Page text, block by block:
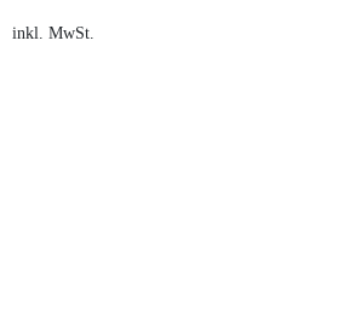
inkl. MwSt.